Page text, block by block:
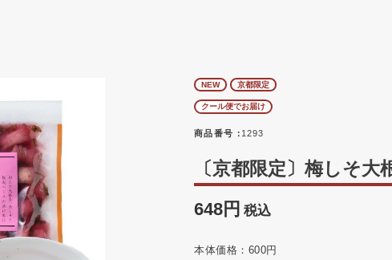
NEW 京都限定
クール便でお届け
商品番号 1293
〔京都限定〕梅しそ
648 税込
本体価格：600円